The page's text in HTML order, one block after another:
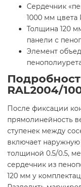
Сердечник
1000 мм цвета
Толщина 120
панели с
Элемент
RAL2004/
После фиксации
прямолинейность
ступенек между
включает
толщиной 0.5/0.5,
сердечник из
120 мм у